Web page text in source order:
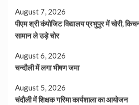
August 7, 2026
पीएम श्री कंपोजिट विद्यालय प्रभुपुर में चोरी,
सामान ले उड़े चोर
August 6, 2026
चन्दौली में लगा भीषण जमा
August 5, 2026
चंदौली में शिक्षक गरिमा कार्यशाला का आयोजन